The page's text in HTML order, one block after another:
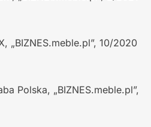
„BIZNES.meble.pl”, 10/2020
Polska, „BIZNES.meble.pl”,